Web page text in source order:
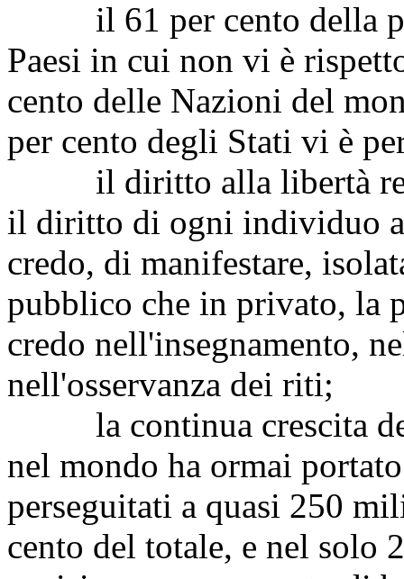
il 61 per cento della
Paesi in cui non vi è
cento delle Nazioni del
per cento degli Stati vi è
il diritto alla libertà
il diritto di ogni individuo
credo, di manifestare,
pubblico che in privato, la
credo nell'insegnamento,
nell'osservanza dei riti;
la continua crescita
nel mondo ha ormai
perseguitati a quasi 250
cento del totale, e nel solo